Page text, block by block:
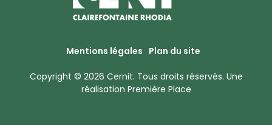
Mentions légales Plan du site
Copyright © 2026 Cernit. Tous droits réservés. Une
réalisation Première Place